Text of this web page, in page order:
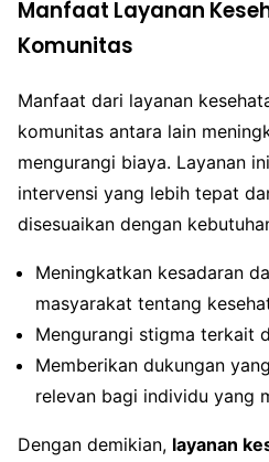
Manfaat Layanan
Komunitas
Manfaat dari layanan
komunitas antara lain
mengurangi biaya. Layanan
intervensi yang lebih tepat
disesuaikan dengan
Meningkatkan kesadaran
masyarakat tentang
Mengurangi stigma terkait
Memberikan dukungan
relevan bagi individu yang
Dengan demikian, layanan